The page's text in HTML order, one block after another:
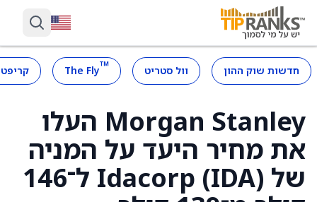
חדשות שוק ההון וול סטריט ™
The Fly
Morgan Stanley העלו
את מחיר היעד על המניה
של Idacorp (IDA) ל־146